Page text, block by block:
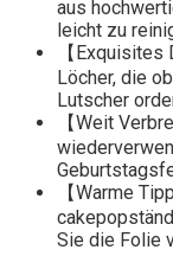
aus
leicht zu
【
Löcher, die
Lutscher
【Weit
【Warme
Sie die Folie